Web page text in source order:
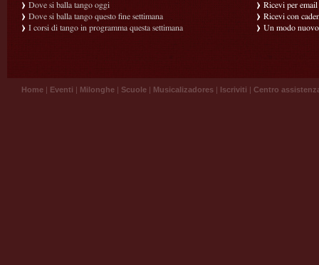
Dove si balla tango oggi
Dove si balla tango questo fine settimana
I corsi di tango in programma questa settimana
Ricevi per
Ricevi con
Un modo
Home | Eventi | Milonghe | Scuole | Musicalizadores | Iscriviti | Centro